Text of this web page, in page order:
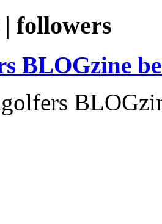
followers
BLOGzine